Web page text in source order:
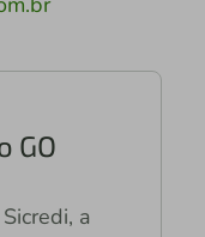
GO
a